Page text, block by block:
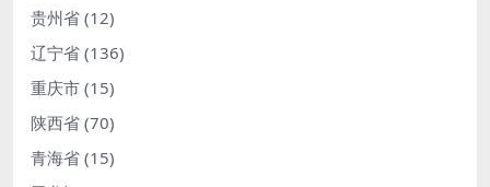
贵州省 (12)
辽宁省 (136)
重庆市 (15)
陕西省 (70)
青海省 (15)